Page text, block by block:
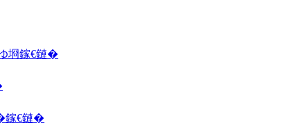
埛鎵€鏈�
鎵€鏈�